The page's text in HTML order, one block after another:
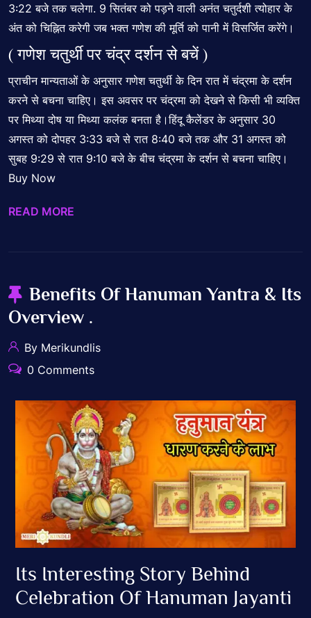
3:22 बजे तक चलेगा. 9 सितंबर को पड़ने वाली अनंत चतुर्दशी त्योहार के
अंत को चिह्नित करेगी जब भक्त गणेश की मूर्ति को पानी में विसर्जित करेंगे।
( गणेश चतुर्थी पर चंद्र दर्शन से बचें )
प्राचीन मान्यताओं के अनुसार गणेश चतुर्थी के दिन रात में चंद्रमा के दर्शन
करने से बचना चाहिए। इस अवसर पर चंद्रमा को देखने से किसी भी व्यक्ति
पर मिथ्या दोष या मिथ्या कलंक बनता है।हिंदू कैलेंडर के अनुसार 30
अगस्त को दोपहर 3:33 बजे से रात 8:40 बजे तक और 31 अगस्त को
सुबह 9:29 से रात 9:10 बजे के बीच चंद्रमा के दर्शन से बचना चाहिए।
Buy Now
READ MORE
Benefits Of Hanuman Yantra & Its
Overview .
By Merikundlis
0 Comments
Its Interesting Story Behind
Celebration Of Hanuman Jayanti